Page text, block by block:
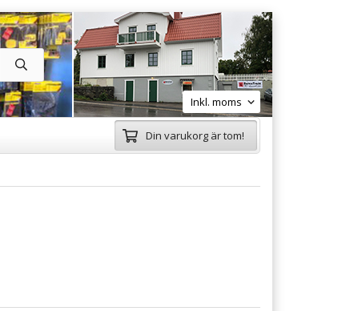
Din varukorg är tom!